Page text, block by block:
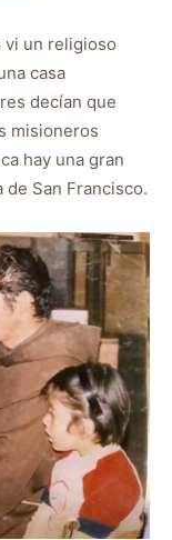
vi un religioso
casa
decían que
misioneros
hay una gran
San Francisco.